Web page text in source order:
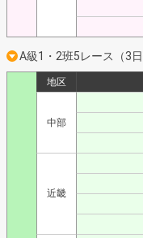
A級1・2班5レース（3日
地区
中部
近畿